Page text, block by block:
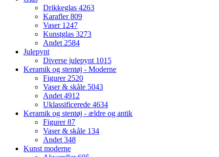
Drikkeglas 4263
Karafler809
Vaser 1247
Kunstglas 3273
Andet 2584
Julepynt
Diverse julepynt 1015
Keramik og stentøj - Moderne
Figurer 2520
Vaser & skåle 5043
Andet 4912
Uklassificerede 4634
Keramik og stentøj - ældre og antik
Figurer87
Vaser & skåle 134
Andet 348
Kunst moderne